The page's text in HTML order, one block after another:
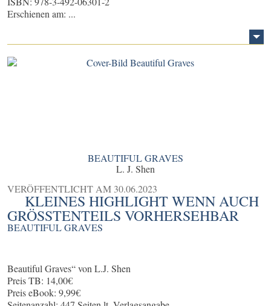
Erschienen am: ...
BEAUTIFUL GRAVES
L. J. Shen
VERÖFFENTLICHT AM 30.06.2023
KLEINES HIGHLIGHT WENN AUCH
GRÖSSTENTEILS VORHERSEHBAR
BEAUTIFUL GRAVES
Beautiful Graves“ von L.J. Shen
Preis TB: 14,00€
Preis eBook: 9,99€